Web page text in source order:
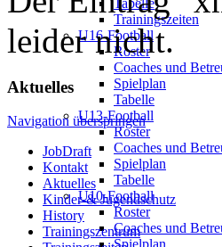
Tabelle
Trainingszeiten
U16-Football
Roster
Coaches und
Spielplan
Tabelle
U13-Football
Roster
Coaches und
Spielplan
Tabelle
U10-Football
Roster
Coaches und
Spielplan
leider nicht.
Aktuelles
Navigation überspringen
JobDraft
Kontakt
Aktuelles
Kinder-& Jugendschutz
History
Trainingszentrum